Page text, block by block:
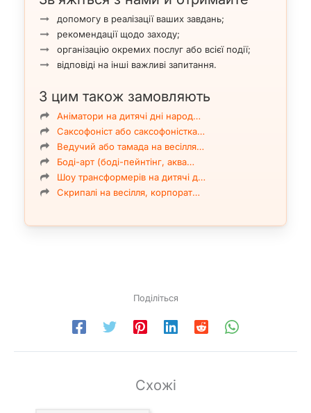
допомогу в реалізації ваших завдань;
рекомендації щодо заходу;
організацію окремих послуг або всієї події;
відповіді на інші важливі запитання.
З цим також замовляють
Аніматори на дитячі дні народ…
Саксофоніст або саксофоністка…
Ведучий або тамада на весілля…
Боді-арт (боді-пейнтінг, аква…
Шоу трансформерів на дитячі д…
Скрипалі на весілля, корпорат…
Поділіться
Схожі